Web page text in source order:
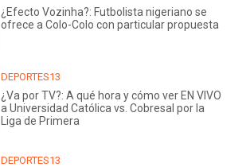
¿Efecto Vozinha?: Futbolista nigeriano se
ofrece a Colo-Colo con particular propuesta
DEPORTES13
¿Va por TV?: A qué hora y cómo ver EN VIVO
a Universidad Católica vs. Cobresal por la
Liga de Primera
DEPORTES13